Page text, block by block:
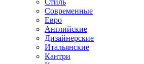
Стиль
Современные
Евро
Английские
Дизайнерские
Итальянские
Кантри